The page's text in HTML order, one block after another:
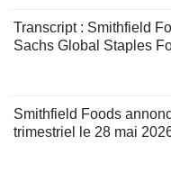
Transcript : Smithfield
Sachs Global Staples
Smithfield Foods
trimestriel le 28 mai